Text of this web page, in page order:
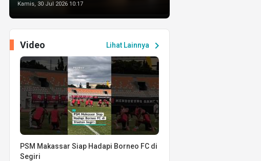
Kamis, 30 Jul 2026 10:17
Lihat Lainnya chevron_right
Video
PSM Makassar Siap Hadapi Borneo FC di
Segiri